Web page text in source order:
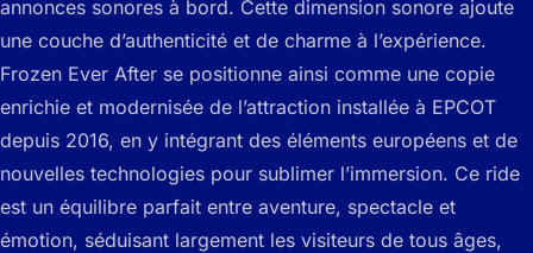
annonces sonores à bord. Cette dimension sonore ajoute
une couche d’authenticité et de charme à l’expérience.
Frozen Ever After se positionne ainsi comme une copie
enrichie et modernisée de l’attraction installée à EPCOT
depuis 2016, en y intégrant des éléments européens et de
nouvelles technologies pour sublimer l’immersion. Ce ride
est un équilibre parfait entre aventure, spectacle et
émotion, séduisant largement les visiteurs de tous âges,